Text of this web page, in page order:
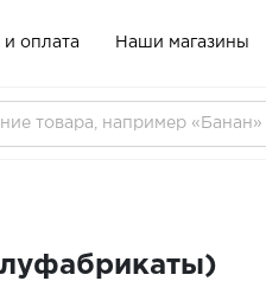
и оплата Наши магазины